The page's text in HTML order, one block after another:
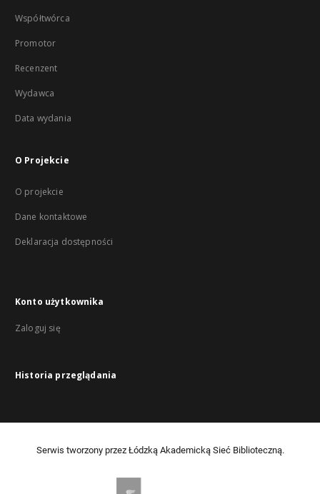
Współtwórca
Promotor
Recenzent
Wydawca
Data wydania
O Projekcie
O projekcie
Dane kontaktowe
Deklaracja dostępności
Konto użytkownika
Zaloguj się
Historia przeglądania
Serwis tworzony przez Łódzką Akademicką Sieć Biblioteczną.